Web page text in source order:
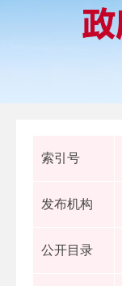
索引号
发布机构
公开目录